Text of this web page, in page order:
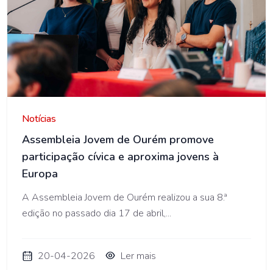
AMO
Notícias
Assembleia Jovem de Ourém promove
participação cívica e aproxima jovens à
Europa
A Assembleia Jovem de Ourém realizou a sua 8.ª
edição no passado dia 17 de abril,...
20-04-2026 Ler mais